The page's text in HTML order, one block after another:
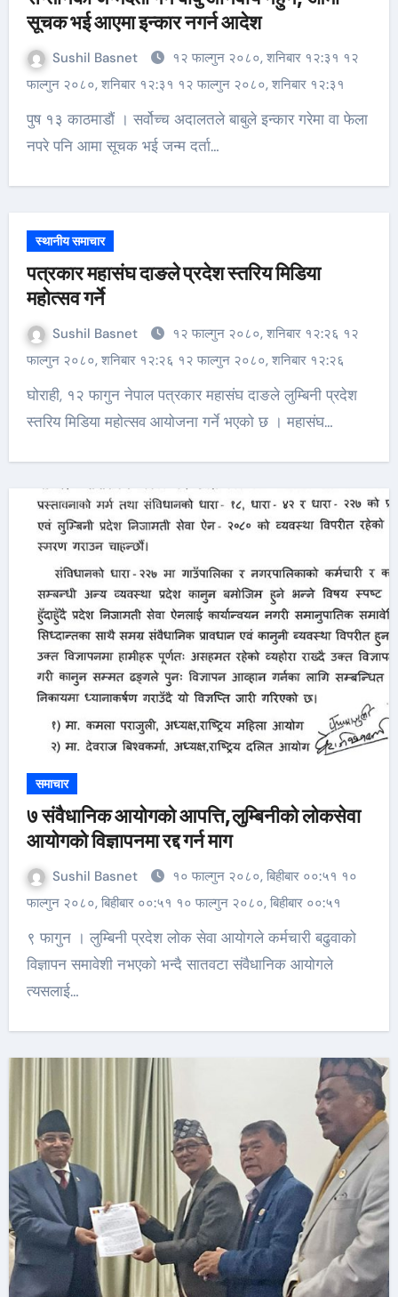
सूचक भई आएमा इन्कार नगर्न आदेश
Sushil Basnet
१२ फाल्गुन २०८०, शनिबार १२:३१ १२
फाल्गुन २०८०, शनिबार १२:३१ १२ फाल्गुन २०८०, शनिबार १२:३१
पुष १३ काठमाडौं । सर्वोच्च अदालतले बाबुले इन्कार गरेमा वा फेला
नपरे पनि आमा सूचक भई जन्म दर्ता…
स्थानीय समाचार
पत्रकार महासंघ दाङले प्रदेश स्तरिय मिडिया
महोत्सव गर्ने
Sushil Basnet
१२ फाल्गुन २०८०, शनिबार १२:२६ १२
फाल्गुन २०८०, शनिबार १२:२६ १२ फाल्गुन २०८०, शनिबार १२:२६
घोराही, १२ फागुन नेपाल पत्रकार महासंघ दाङले लुम्बिनी प्रदेश
स्तरिय मिडिया महोत्सव आयोजना गर्ने भएको छ । महासंघ…
समाचार
७ संवैधानिक आयोगको आपत्ति,लुम्बिनीको लोकसेवा
आयोगको विज्ञापनमा रद्द गर्न माग
Sushil Basnet
१० फाल्गुन २०८०, बिहीबार ००:५१ १०
फाल्गुन २०८०, बिहीबार ००:५१ १० फाल्गुन २०८०, बिहीबार ००:५१
९ फागुन । लुम्बिनी प्रदेश लोक सेवा आयोगले कर्मचारी बढुवाको
विज्ञापन समावेशी नभएको भन्दै सातवटा संवैधानिक आयोगले
त्यसलाई…